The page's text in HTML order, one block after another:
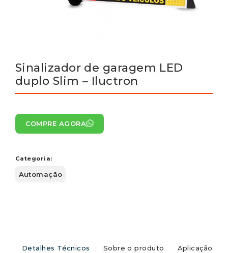
Sinalizador de garagem LED
duplo Slim – Iluctron
COMPRE AGORA
Categoria:
Automação
Detalhes Técnicos Sobre o produto Aplicação